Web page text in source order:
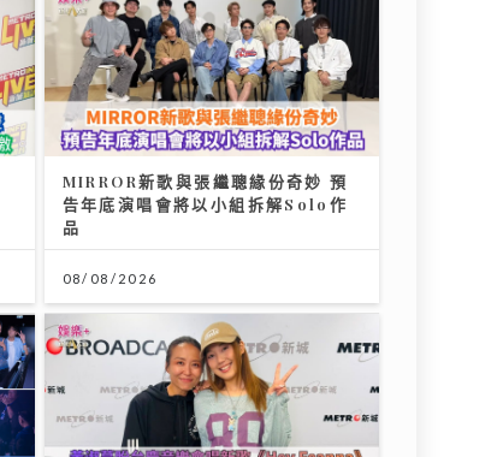
MIRROR新歌與張繼聰緣份奇妙 預
告年底演唱會將以小組拆解Solo作
品
08/08/2026